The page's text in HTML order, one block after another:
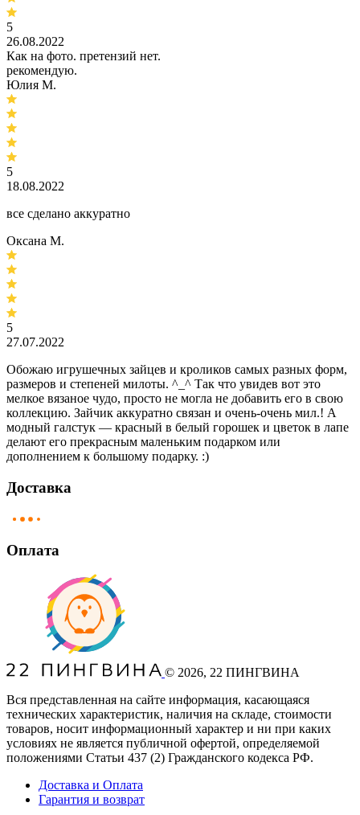
5
26.08.2022
Как на фото. претензий нет.
рекомендую.
Юлия М.
5
18.08.2022
все сделано аккуратно
Оксана М.
5
27.07.2022
Обожаю игрушечных зайцев и кроликов самых разных форм,
размеров и степеней милоты. ^_^ Так что увидев вот это
мелкое вязаное чудо, просто не могла не добавить его в свою
коллекцию. Зайчик аккуратно связан и очень-очень мил.! А
модный галстук — красный в белый горошек и цветок в лапе
делают его прекрасным маленьким подарком или
дополнением к большому подарку. :)
Доставка
Оплата
© 2026, 22 ПИНГВИНА
Вся представленная на сайте информация, касающаяся
технических характеристик, наличия на складе, стоимости
товаров, носит информационный характер и ни при каких
условиях не является публичной офертой, определяемой
положениями Статьи 437 (2) Гражданского кодекса РФ.
Доставка и Оплата
Гарантия и возврат